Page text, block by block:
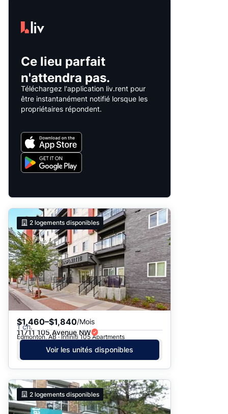
Ce lieu parfait
n'attendra pas.
Téléchargez l'application liv.rent pour
être instantanément notifié lorsque les
propriétaires répondent.
2 logements disponibles
$1,460–$1,840/Mois
1 ch.
11711 105 Avenue NW
Edmonton, AB · Infiniti 105 Apartments
Voir les unités disponibles
2 logements disponibles